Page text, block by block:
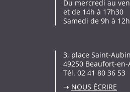
Du mercredi au
et de 14h à 17h30
Samedi de 9h à
3, place Saint-
49250 Beaufort-en-
Tél. 02 41 80 36 53
➝ NOUS ÉCRIRE